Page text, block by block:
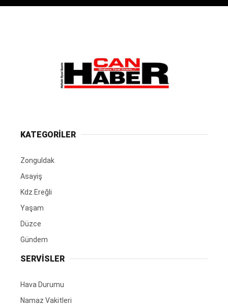
KATEGORİLER
Zonguldak
Asayiş
Kdz.Ereğli
Yaşam
Düzce
Gündem
SERVİSLER
Hava Durumu
Namaz Vakitleri